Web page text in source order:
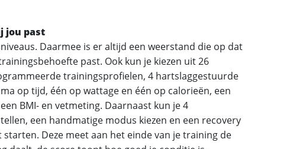
jou past
Daarmee is er altijd een weerstand die op dat
past. Ook kun je kiezen uit 26
trainingsprofielen, 4 hartslaggestuurde
op tijd, één op wattage en één op calorieën, een
BMI- en vetmeting. Daarnaast kun je 4
een handmatige modus kiezen en een recovery
Deze meet aan het einde van je training de